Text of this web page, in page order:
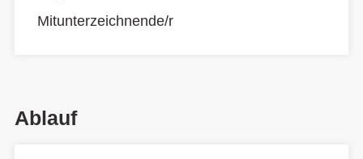
Mitunterzeichnende/r
Ablauf